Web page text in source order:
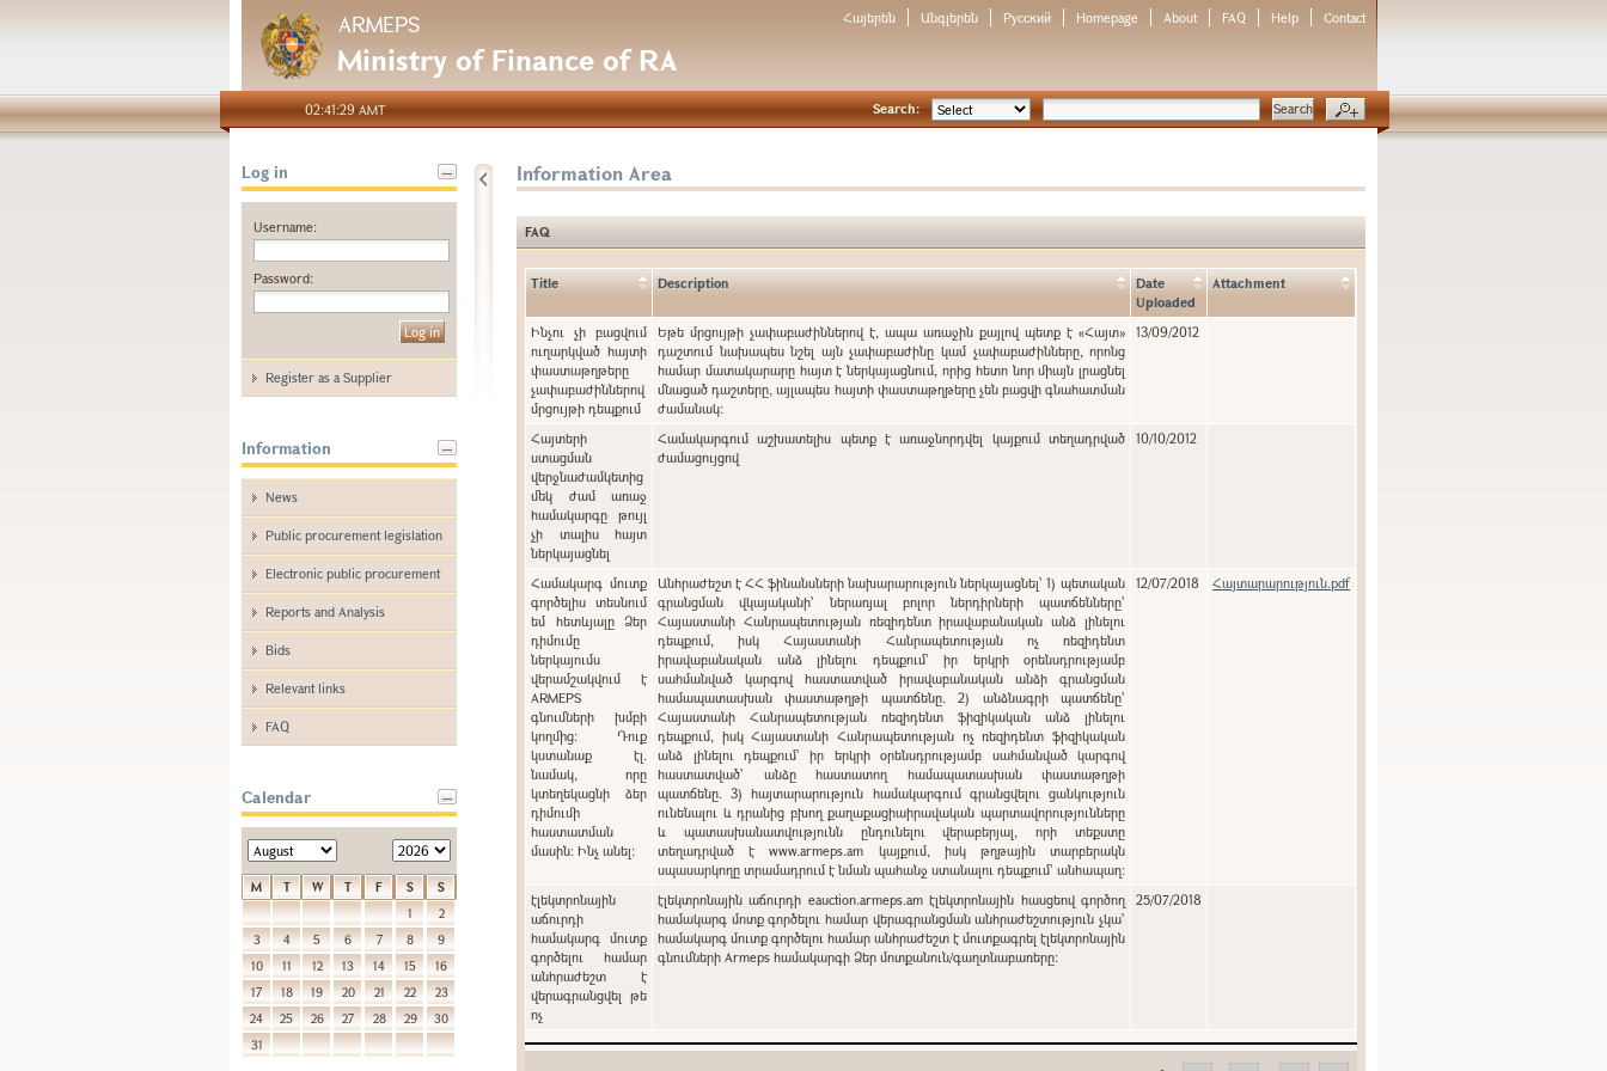
ARMEPS
Ministry of Finance of RA
Հայերեն Անգլերեն Русский Homepage About FAQ Help Contact
02:41:29 AMT Search:
Log in
Username:
Password:
Register as a Supplier
Information
News
Public procurement legislation
Electronic public procurement
Reports and Analysis
Bids
Relevant links
FAQ
Calendar
M T W T F S
S
1
2
3
4 5 6 7 8
9
10
11 12 13 14 15
16
17
18 19 20 21 22
23
24
25 26 27 28 29
30
31
Information Area
FAQ
Title Description
Date
Uploaded
Attachment
Ինչու չի բացվում
ուղարկված հայտի
փաստաթղթերը
չափաբաժիններով
մրցույթի դեպքում
Եթե մրցույթի չափաբաժիններով է, ապա առաջին քայլով պետք է «Հայտ»
դաշտում նախապես նշել այն չափաբաժինը կամ չափաբաժինները, որոնց
համար մատակարարը հայտ է ներկայացնում, որից հետո նոր միայն լրացնել
մնացած դաշտերը, այլապես հայտի փաստաթղթերը չեն բացվի գնահատման
ժամանակ:
13/09/2012
Հայտերի
ստացման
վերջնաժամկետից
մեկ ժամ առաջ
համակարգը թույլ
չի տալիս հայտ
ներկայացնել
Համակարգում աշխատելիս պետք է առաջնորդվել կայքում տեղադրված
ժամացույցով
10/10/2012
Համակարգ մուտք
գործելիս տեսնում
եմ հետևյալը Ձեր
դիմումը
ներկայումս
վերամշակվում է
ARMEPS
գնումների խմբի
կողմից: Դուք
կստանաք էլ.
նամակ, որը
կտեղեկացնի ձեր
դիմումի
հաստատման
մասին: Ինչ անել:
Անհրաժեշտ է ՀՀ ֆինանսների նախարարություն ներկայացնել՝ 1) պետական
գրանցման վկայականի՝ ներառյալ բոլոր ներդիրների պատճենները`
Հայաստանի Հանրապետության ռեզիդենտ իրավաբանական անձ լինելու
դեպքում, իսկ Հայաստանի Հանրապետության ոչ ռեզիդենտ
իրավաբանական անձ լինելու դեպքում` իր երկրի օրենսդրությամբ
սահմանված կարգով հաստատված իրավաբանական անձի գրանցման
համապատասխան փաստաթղթի պատճենը. 2) անձնագրի պատճենը`
Հայաստանի Հանրապետության ռեզիդենտ ֆիզիկական անձ լինելու
դեպքում, իսկ Հայաստանի Հանրապետության ոչ ռեզիդենտ ֆիզիկական
անձ լինելու դեպքում` իր երկրի օրենսդրությամբ սահմանված կարգով
հաստատված՝ անձը հաստատող համապատասխան փաստաթղթի
պատճենը. 3) հայտարարություն համակարգում գրանցվելու ցանկություն
ունենալու և դրանից բխող քաղաքացիաիրավական պարտավորությունները
և պատասխանատվությունն ընդունելու վերաբերյալ, որի տեքստը
տեղադրված է www.armeps.am կայքում, իսկ թղթային տարբերակն
սպասարկողը տրամադրում է նման պահանջ ստանալու դեպքում՝ անհապաղ:
12/07/2018 Հայտարարություն.pdf
էլեկտրոնային
աճուրդի
համակարգ մուտք
գործելու համար
անհրաժեշտ է
վերագրանցվել թե
ոչ
էլեկտրոնային աճուրդի eauction.armeps.am էլեկտրոնային հասցեով գործող
համակարգ մոտք գործելու համար վերագրանցման անհրաժեշտություն չկա՝
համակարգ մուտք գործելու համար անհրաժեշտ է մուտքագրել էլեկտրոնային
գնումների Armeps համակարգի Ձեր մոտքանուն/գաղտնաբառերը:
25/07/2018